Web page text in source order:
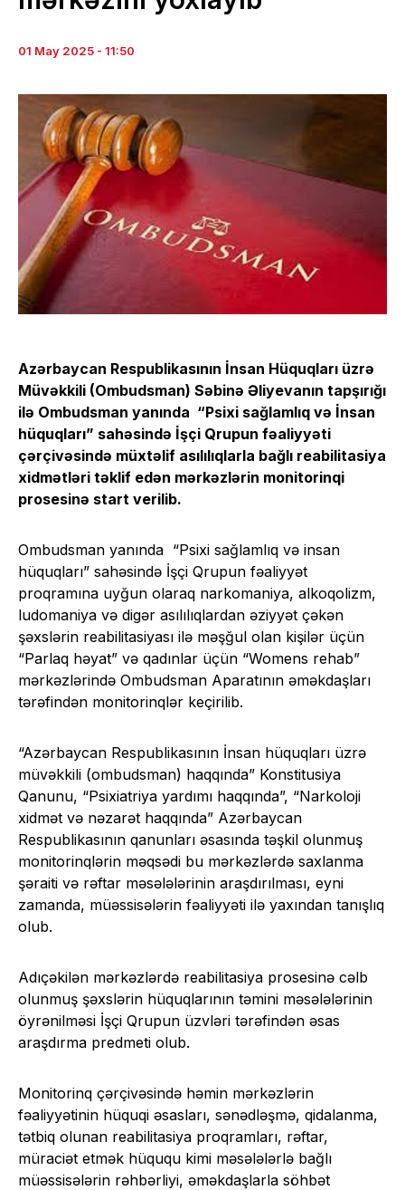
01 May 2025 - 11:50
Azərbaycan Respublikasının İnsan Hüquqları üzrə
Müvəkkili (Ombudsman) Səbinə Əliyevanın tapşırığı
ilə Ombudsman yanında “Psixi sağlamlıq və İnsan
hüquqları” sahəsində İşçi Qrupun fəaliyyəti
çərçivəsində müxtəlif asılılıqlarla bağlı reabilitasiya
xidmətləri təklif edən mərkəzlərin monitorinqi
prosesinə start verilib.
Ombudsman yanında “Psixi sağlamlıq və insan
hüquqları” sahəsində İşçi Qrupun fəaliyyət
proqramına uyğun olaraq narkomaniya, alkoqolizm,
ludomaniya və digər asılılıqlardan əziyyət çəkən
şəxslərin reabilitasiyası ilə məşğul olan kişilər üçün
“Parlaq həyat” və qadınlar üçün “Womens rehab”
mərkəzlərində Ombudsman Aparatının əməkdaşları
tərəfindən monitorinqlər keçirilib.
“Azərbaycan Respublikasının İnsan hüquqları üzrə
müvəkkili (ombudsman) haqqında” Konstitusiya
Qanunu, “Psixiatriya yardımı haqqında”, “Narkoloji
xidmət və nəzarət haqqında” Azərbaycan
Respublikasının qanunları əsasında təşkil olunmuş
monitorinqlərin məqsədi bu mərkəzlərdə saxlanma
şəraiti və rəftar məsələlərinin araşdırılması, eyni
zamanda, müəssisələrin fəaliyyəti ilə yaxından tanışlıq
olub.
Adıçəkilən mərkəzlərdə reabilitasiya prosesinə cəlb
olunmuş şəxslərin hüquqlarının təmini məsələlərinin
öyrənilməsi İşçi Qrupun üzvləri tərəfindən əsas
araşdırma predmeti olub.
Monitorinq çərçivəsində həmin mərkəzlərin
fəaliyyətinin hüquqi əsasları, sənədləşmə, qidalanma,
tətbiq olunan reabilitasiya proqramları, rəftar,
müraciət etmək hüququ kimi məsələlərlə bağlı
müəssisələrin rəhbərliyi, əməkdaşlarla söhbət